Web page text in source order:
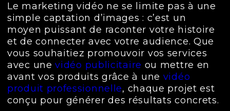
Le marketing vidéo ne se limite pas à une
simple captation d’images : c’est un
moyen puissant de raconter votre histoire
et de connecter avec votre audience. Que
vous souhaitiez promouvoir vos services
avec unevidéo publicitaire ou mettre en
avant vos produits grâce à une vidéo
produit professionnelle, chaque projet est
conçu pour générer des résultats concrets.